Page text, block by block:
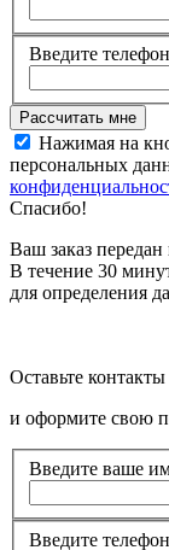
Введите телефон
Нажимая на
персональных
Спасибо!
Ваш заказ
В течение 30
для определения
Оставьте контакты
и оформите свою
Введите ваше
Введите телефон